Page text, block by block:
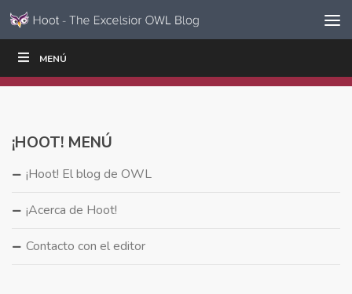
Ir al contenido
navegación
MENÚ
ESCRIBIR
¡HOOT! MENÚ
¡Hoot! El blog de OWL
¡Acerca de Hoot!
Contacto con el editor